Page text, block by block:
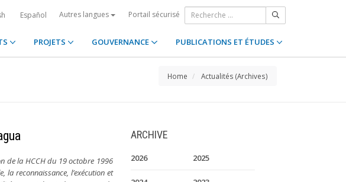
Español Autres langues Portail sécurisé
PROJETS GOUVERNANCE PUBLICATIONS ET ÉTUDES
Home Actualités (Archives)
de la HCCH du 19 octobre 1996
reconnaissance, l’exécution et
ARCHIVE
2026 2025